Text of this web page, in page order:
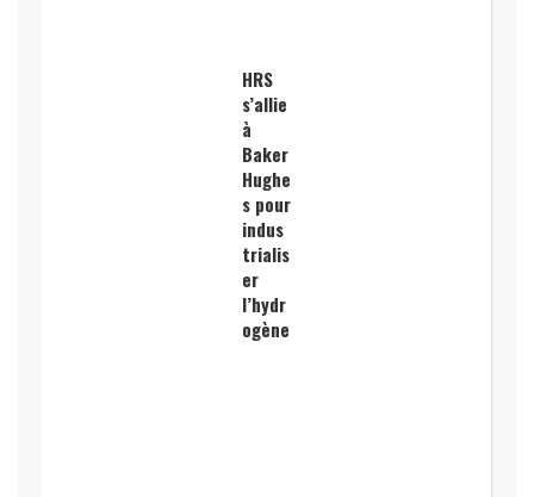
HRS
s’allie
à
Baker
Hughe
s pour
indus
trialis
er
l’hydr
ogène